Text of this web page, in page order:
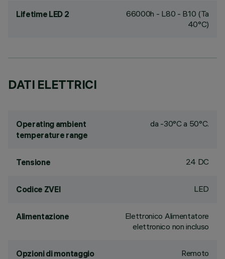
Lifetime LED 2
66000h - L80 - B10 (Ta
40°C)
DATI ELETTRICI
Operating ambient
temperature range
da -30°C a 50°C.
Tensione 24 DC
Codice ZVEI LED
Alimentazione
Elettronico Alimentatore
elettronico non incluso
Opzioni di montaggio Remoto